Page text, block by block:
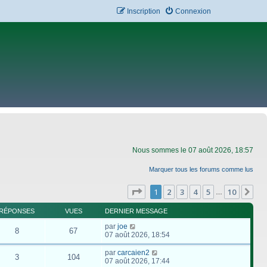
Connexion
Inscription
Nous sommes le 07 août 2026, 18:57
Marquer tous les forums comme lus
Page 1sur10
1 2 3 4 5 10
RÉPONSES VUES DERNIER MESSAGE
8 67 par joe
07 août 2026, 18:54
3 104 par carcaien2
07 août 2026, 17:44